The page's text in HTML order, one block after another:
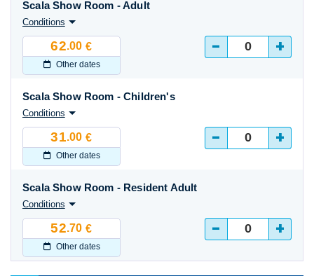
62.00 €
Other dates
Scala Show Room - Adult
Conditions
- +
31.00 €
Other dates
Scala Show Room - Children's
Conditions
- +
52.70 €
Other dates
Scala Show Room - Resident Adult
Conditions
- +